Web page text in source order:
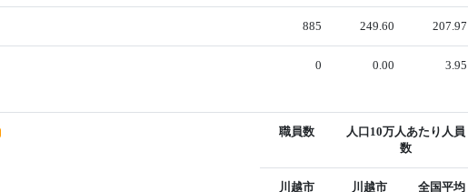
885 249.60 207.97
0 0.00 3.95
職員数
人口10万人あたり人員
数
川越市 川越市 全国平均